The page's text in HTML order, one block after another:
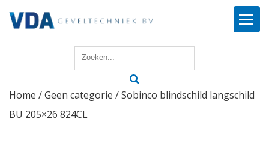
Reparatie
Home /Geen categorie / Sobinco blindschild langschild
BU 205×26 824CL